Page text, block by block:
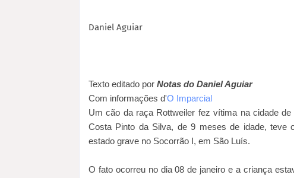
Daniel Aguiar
Texto editado por Notas do Daniel Aguiar
Com informações d'O Imparcial
Um cão da raça Rottweiler fez vítima na cidade
Costa Pinto da Silva, de 9 meses de idade, teve
estado grave no Socorrão I, em São Luís.
O fato ocorreu no dia 08 de janeiro e a criança